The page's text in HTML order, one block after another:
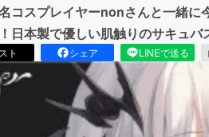
コスプレイヤーnonさんと一緒に
日本製で優しい肌触りのサキュ
ト シェア LINEで送る